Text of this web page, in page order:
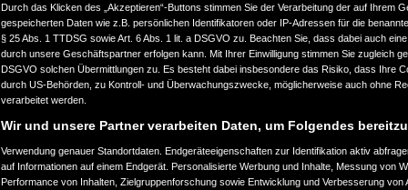
Durch das Klicken des „Akzeptieren“-Buttons stimmen Sie der Verarbeitung der auf Ihrem
gespeicherten Daten wie z.B. persönlichen Identifikatoren oder IP-Adressen für die
§ 25 Abs. 1 TTDSG sowie Art. 6 Abs. 1 lit. a DSGVO zu. Beachten Sie, dass dabei auch
durch unsere Geschäftspartner erfolgen kann. Mit Ihrer Einwilligung stimmen Sie zugleich
DSGVO solchen Übermittlungen zu. Es besteht dabei insbesondere das Risiko, dass Ihre
durch US-Behörden, zu Kontroll- und Überwachungszwecke, möglicherweise auch ohne
verarbeitet werden.
Wir und unsere Partner verarbeiten Daten, um Folgendes
Verwendung genauer Standortdaten. Endgeräteeigenschaften zur Identifikation aktiv
auf Informationen auf einem Endgerät. Personalisierte Werbung und Inhalte, Messung von
Performance von Inhalten, Zielgruppenforschung sowie Entwicklung und Verbesserung von